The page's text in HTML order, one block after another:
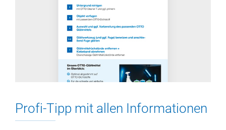
Profi-Tipp mit allen Informationen